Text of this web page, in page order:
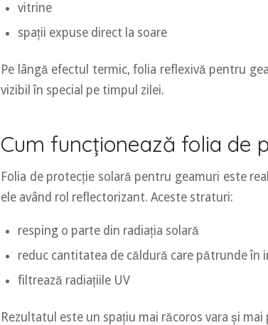
vitrine
spații expuse direct la soare
Pe lângă efectul termic, folia reflexivă pentru
vizibil în special pe timpul zilei.
Cum funcționează folia de
Folia de protecție solară pentru geamuri este
ele având rol reflectorizant. Aceste straturi:
resping o parte din radiația solară
reduc cantitatea de căldură care pătrunde în
filtrează radiațiile UV
Rezultatul este un spațiu mai răcoros vara și